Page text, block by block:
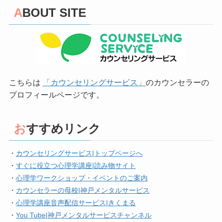
ABOUT SITE
こちらは 「カウンセリングサービス」 のカウンセラーの
プロフィールページです。
おすすめリンク
・ カウンセリングサービス|トップページへ
・ すぐに役立つ心理学講座|読み物サイト
・ 心理学ワークショップ・イベントのご案内
・ カウンセラーの母校|神戸メンタルサービス
・ 心理学講座音声配信サービス|きくまる
・ You Tube|神戸メンタルサービスチャンネル